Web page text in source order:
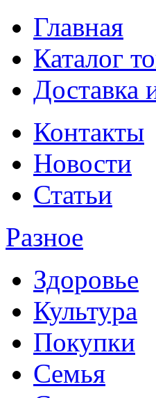
Главная
Каталог
Доставка
Контакты
Новости
Статьи
Разное
Здоровье
Культура
Покупки
Семья